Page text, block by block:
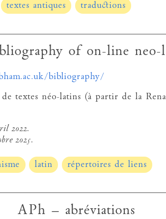
textes antiques traductions
of on-line neo-
bibliography/
textes néo-latins (à partir de la
2022.
2025.
latin répertoires de liens
APh – abréviations